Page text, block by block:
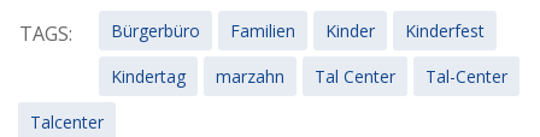
TAGS: Bürgerbüro Familien Kinder
Kinderfest
Kindertag
marzahn Tal Center
Tal-Center
Talcenter